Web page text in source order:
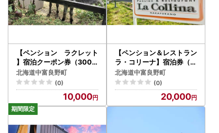
【ペンション ラクレット
】宿泊クーポン券（3000
円分）【BY-004】
北海道中富良野町
(0)
10,000
【ペンション＆レストラン
ラ・コリーナ】宿泊券（6
000円分）【AM-051】
北海道中富良野町
(0)
20,000